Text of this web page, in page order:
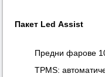
Пакет Led Assist
Предни фарове
TPMS: